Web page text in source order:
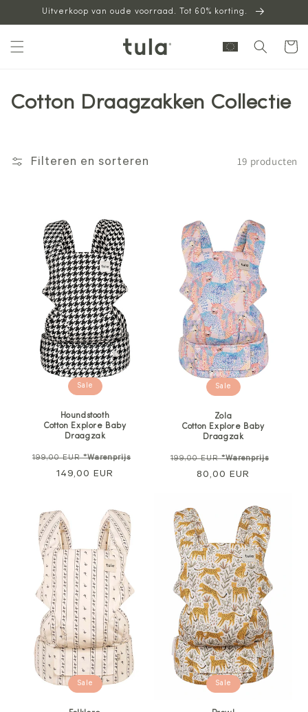
naarUitverkoop van oude voorraad. Tot 60% korting.
Cotton Draagzakken Collectie
Filteren en sorteren 19 producten
Sale
Houndstooth
Cotton Explore Baby
Draagzak
Normale
199,00 EUR*Warenprijs
Verkoopprijs
149,00 EUR
Sale
Zola
Cotton Explore Baby
Draagzak
Normale
199,00 EUR*Warenprijs
80,00 EUR
Sale Sale